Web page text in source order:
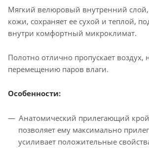
Мягкий велюровый внутренний слой,
кожи, сохраняет ее сухой и теплой,
внутри комфортный микроклимат.
Полотно отлично пропускает воздух,
перемещению паров влаги.
Особенности:
Анатомический прилегающий
позволяет ему максимально
усиливает положительные